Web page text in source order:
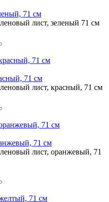
71 см
лист, зеленый 71 см
71 см
лист, красный, 71 см
71 см
лист, оранжевый, 71